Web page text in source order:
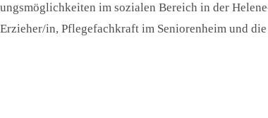
im sozialen Bereich in der
in, Pflegefachkraft im Seniorenheim und die